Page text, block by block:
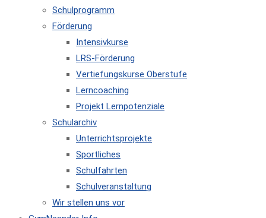
Schulprogramm
Förderung
Intensivkurse
LRS-Förderung
Vertiefungskurse Oberstufe
Lerncoaching
Projekt Lernpotenziale
Schularchiv
Unterrichtsprojekte
Sportliches
Schulfahrten
Schulveranstaltung
Wir stellen uns vor